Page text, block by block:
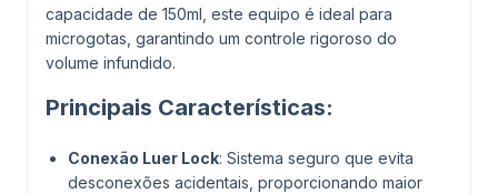
capacidade de 150ml, este equipo é ideal para
microgotas, garantindo um controle rigoroso do
volume infundido.
Principais Características:
Conexão Luer Lock: Sistema seguro que evita
desconexões acidentais, proporcionando maior